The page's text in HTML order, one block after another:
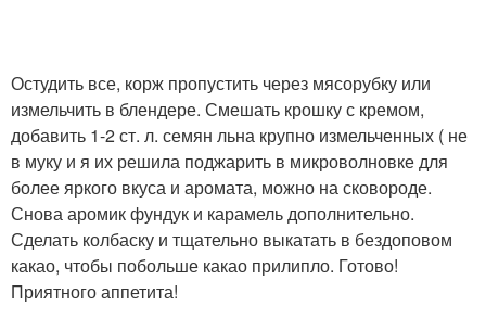
Остудить все, корж пропустить через мясорубку или
измельчить в блендере. Смешать крошку с кремом,
добавить 1-2 ст. л. семян льна крупно измельченных ( не
в муку и я их решила поджарить в микроволновке для
более яркого вкуса и аромата, можно на сковороде.
Снова аромик фундук и карамель дополнительно.
Сделать колбаску и тщательно выкатать в бездоповом
какао, чтобы побольше какао прилипло. Готово!
Приятного аппетита!